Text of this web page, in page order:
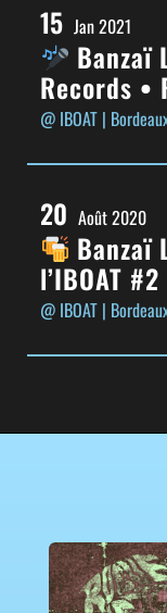
15 Jan 2021
Banzaï
Records •
@ IBOAT |
20 Août 2020
Banzaï
l’IBOAT
@ IBOAT |